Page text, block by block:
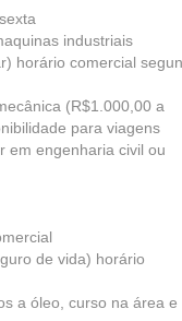
industriais
horário comercial
(R$1.000,00 a
para viagens
em engenharia civil ou
de vida) horário
a óleo, curso na área e